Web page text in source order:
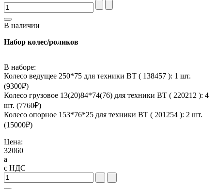
В наличии
Набор колес/роликов
В наборе:
Колесо ведущее 250*75 для техники BT ( 138457 ): 1 шт.
(9300₽)
Колесо грузовое 13(20)84*74(76) для техники BT ( 220212 ): 4
шт. (7760₽)
Колесо опорное 153*76*25 для техники BT ( 201254 ): 2 шт.
(15000₽)
Цена:
32060
a
с НДС